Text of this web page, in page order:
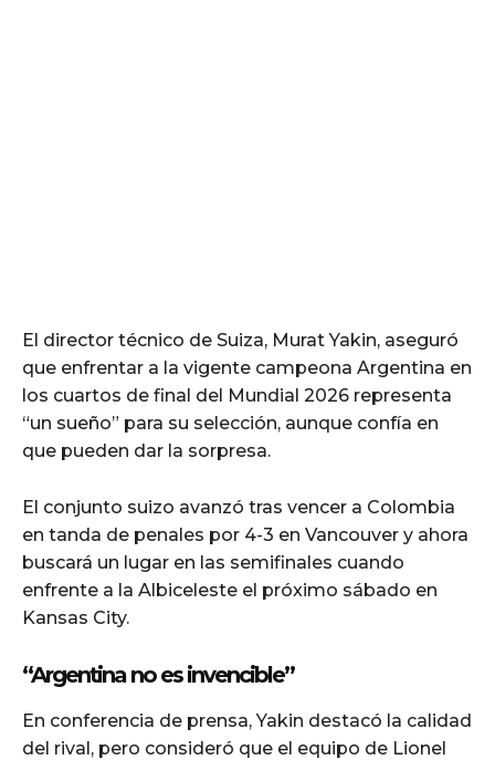
El director técnico de Suiza, Murat Yakin, aseguró
que enfrentar a la vigente campeona Argentina en
los cuartos de final del Mundial 2026 representa
“un sueño” para su selección, aunque confía en
que pueden dar la sorpresa.
El conjunto suizo avanzó tras vencer a Colombia
en tanda de penales por 4-3 en Vancouver y ahora
buscará un lugar en las semifinales cuando
enfrente a la Albiceleste el próximo sábado en
Kansas City.
“Argentina no es invencible”
En conferencia de prensa, Yakin destacó la calidad
del rival, pero consideró que el equipo de Lionel